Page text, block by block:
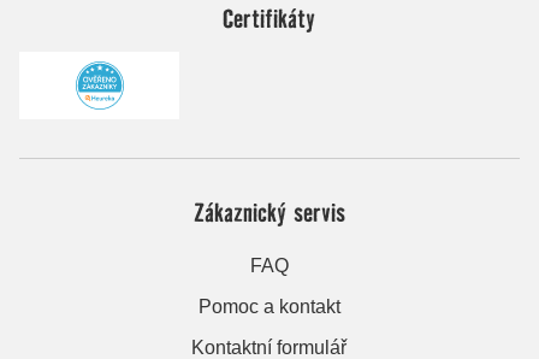
Certifikáty
Zákaznický servis
FAQ
Pomoc a kontakt
Kontaktní formulář